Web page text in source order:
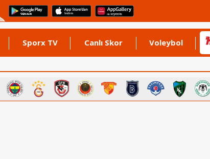
Sporx TV Canlı Skor Voleybol